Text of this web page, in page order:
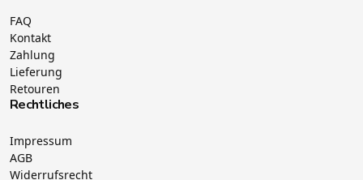
FAQ
Kontakt
Zahlung
Lieferung
Retouren
Rechtliches
Impressum
AGB
Widerrufsrecht